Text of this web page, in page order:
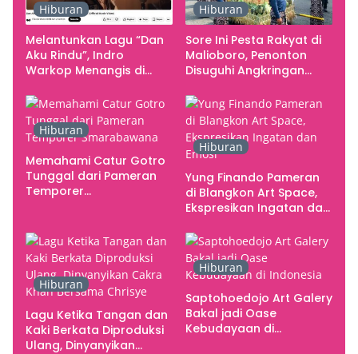
Hiburan
Melantunkan Lagu “Dan
Aku Rindu”, Indro
Warkop Menangis di
Hiburan
Sore Ini Pesta Rakyat di
Malioboro, Penonton
Disuguhi Angkringan
Hiburan
Memahami Catur Gotro
Tunggal dari Pameran
Temporer
Hiburan
Yung Finando Pameran
di Blangkon Art Space,
Ekspresikan Ingatan dan
Hiburan
Lagu Ketika Tangan dan
Kaki Berkata Diproduksi
Ulang, Dinyanyikan
Hiburan
Saptohoedojo Art Galery
Bakal jadi Oase
Kebudayaan di